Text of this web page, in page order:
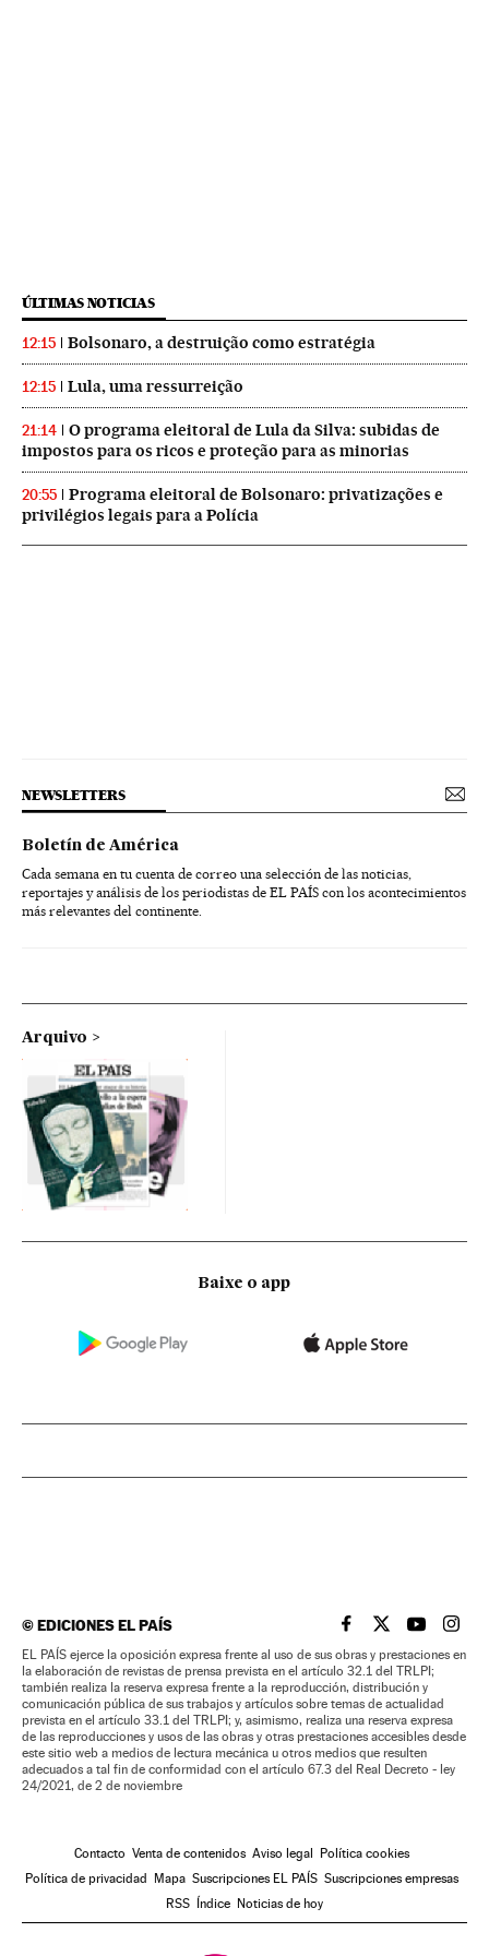
ÚLTIMAS NOTICIAS
12:15 Bolsonaro, a destruição como estratégia
12:15 Lula, uma ressurreição
21:14
O programa eleitoral de Lula da Silva: subidas de
impostos para os ricos e proteção para as minorias
20:55
Programa eleitoral de Bolsonaro: privatizações e
privilégios legais para a Polícia
NEWSLETTERS
Boletín de América
Cada semana en tu cuenta de correo una selección de las noticias,
reportajes y análisis de los periodistas de EL PAÍS con los acontecimientos
más relevantes del continente.
Arquivo
Baixe o app
©EDICIONES EL PAÍS EL PAÍS BRASIL EN
EL PAÍSEL PAÍS
EL
EL PAÍS ejerce la oposición expresa frente al uso de sus obras y prestaciones en
la elaboración de revistas de prensa prevista en el artículo 32.1 del TRLPI;
también realiza la reserva expresa frente a la reproducción, distribución y
comunicación pública de sus trabajos y artículos sobre temas de actualidad
prevista en el artículo 33.1 del TRLPI; y, asimismo, realiza una reserva expresa
de las reproducciones y usos de las obras y otras prestaciones accesibles desde
este sitio web a medios de lectura mecánica u otros medios que resulten
adecuados a tal fin de conformidad con el artículo 67.3 del Real Decreto - ley
24/2021, de 2 de noviembre
Contacto Venta de contenidos Aviso legal
Política cookies
Política de privacidad
Mapa Suscripciones EL PAÍS Suscripciones empresas
RSS
Índice Noticias de hoy